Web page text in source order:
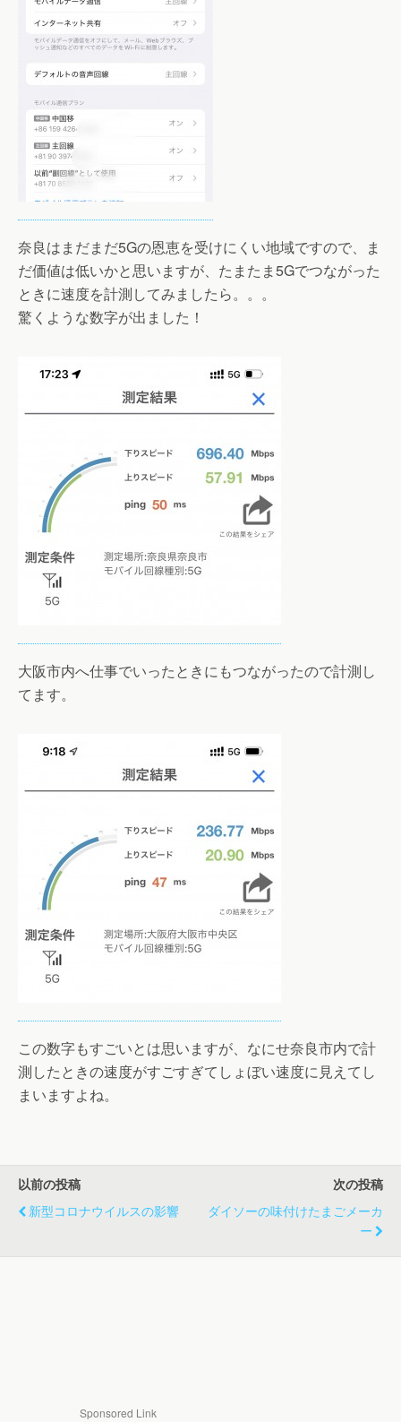
奈良はまだまだ5Gの恩恵を受けにくい地域ですので、ま
だ価値は低いかと思いますが、たまたま5Gでつながった
ときに速度を計測してみましたら。。。
驚くような数字が出ました！
大阪市内へ仕事でいったときにもつながったので計測し
てます。
この数字もすごいとは思いますが、なにせ奈良市内で計
測したときの速度がすごすぎてしょぼい速度に見えてし
まいますよね。
以前の投稿
新型コロナウイルスの影響
次の投稿
ダイソーの味付けたまごメーカ
ー
Sponsored Link